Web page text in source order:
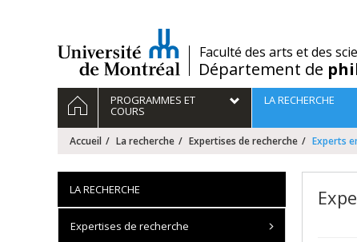
/Faculté des arts et des
Département de
Navigation
principale
ACCUEILPROGRAMMES ET
COURS
LA RECHERCHE
Accueil La recherche Expertises de recherche Experts
LA RECHERCHE
Expertises de recherche